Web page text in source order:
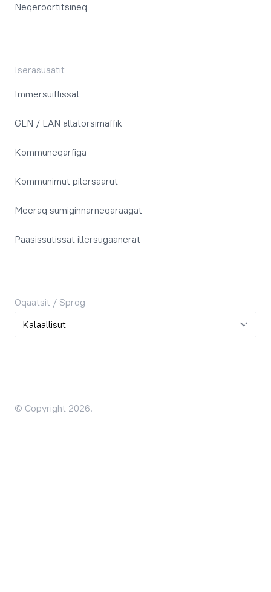
Neqeroortitsineq
Iserasuaatit
Immersuiffissat
GLN / EAN allatorsimaffik
Kommuneqarfiga
Kommunimut pilersaarut
Meeraq sumiginnarneqaraagat
Paasissutissat illersugaanerat
Oqaatsit / Sprog
Oqaatsit / Sprog
© Copyright 2026.